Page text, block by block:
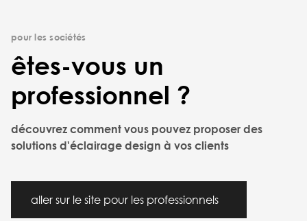
pour les sociétés
êtes-vous un
professionnel ?
découvrez comment vous pouvez proposer des
solutions d'éclairage design à vos clients
aller sur le site pour les professionnels